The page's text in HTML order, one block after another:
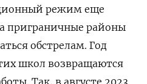
режим еще
приграничные районы
обстрелам. Год
школ возвращаются